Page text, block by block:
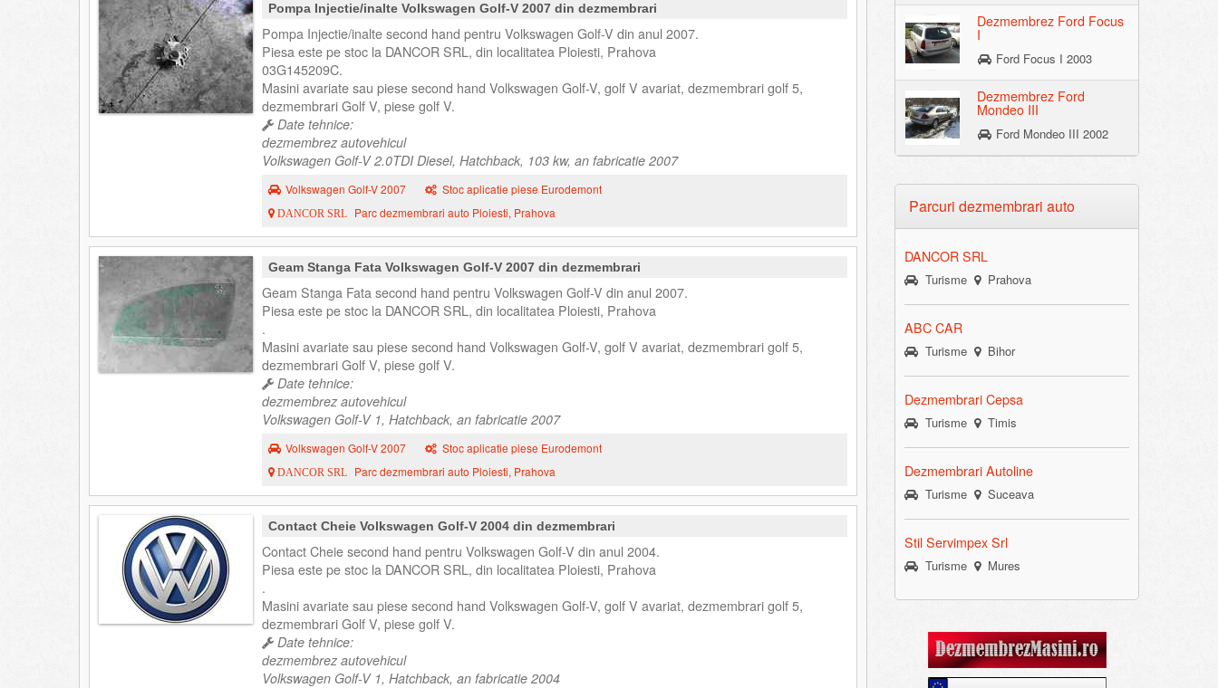
Pompa Injectie/inalte Volkswagen Golf-V 2007 din dezmembrari
Pompa Injectie/inalte second hand pentru Volkswagen Golf-V din anul 2007.
Piesa este pe stoc la DANCOR SRL, din localitatea Ploiesti, Prahova
03G145209C.
Masini avariate sau piese second hand Volkswagen Golf-V, golf V avariat, dezmembrari golf 5,
dezmembrari Golf V, piese golf V.
Date tehnice:
dezmembrez autovehicul
Volkswagen Golf-V 2.0TDI Diesel, Hatchback, 103 kw, an fabricatie 2007
Volkswagen Golf-V 2007 Stoc aplicatie piese Eurodemont
DANCOR SRL Parc dezmembrari auto Ploiesti, Prahova
Geam Stanga Fata Volkswagen Golf-V 2007 din dezmembrari
Geam Stanga Fata second hand pentru Volkswagen Golf-V din anul 2007.
Piesa este pe stoc la DANCOR SRL, din localitatea Ploiesti, Prahova
.
Masini avariate sau piese second hand Volkswagen Golf-V, golf V avariat, dezmembrari golf 5,
dezmembrari Golf V, piese golf V.
Date tehnice:
dezmembrez autovehicul
Volkswagen Golf-V 1, Hatchback, an fabricatie 2007
Volkswagen Golf-V 2007 Stoc aplicatie piese Eurodemont
DANCOR SRL Parc dezmembrari auto Ploiesti, Prahova
Contact Cheie Volkswagen Golf-V 2004 din dezmembrari
Contact Cheie second hand pentru Volkswagen Golf-V din anul 2004.
Piesa este pe stoc la DANCOR SRL, din localitatea Ploiesti, Prahova
.
Masini avariate sau piese second hand Volkswagen Golf-V, golf V avariat, dezmembrari golf 5,
dezmembrari Golf V, piese golf V.
Date tehnice:
dezmembrez autovehicul
Volkswagen Golf-V 1, Hatchback, an fabricatie 2004
Dezmembrez Ford Focus
I
Ford Focus I 2003
Dezmembrez Ford
Mondeo III
Ford Mondeo III 2002
Parcuri dezmembrari auto
DANCOR SRL
Turisme Prahova
ABC CAR
Turisme Bihor
Dezmembrari Cepsa
Turisme Timis
Dezmembrari Autoline
Turisme Suceava
Stil Servimpex Srl
Turisme Mures